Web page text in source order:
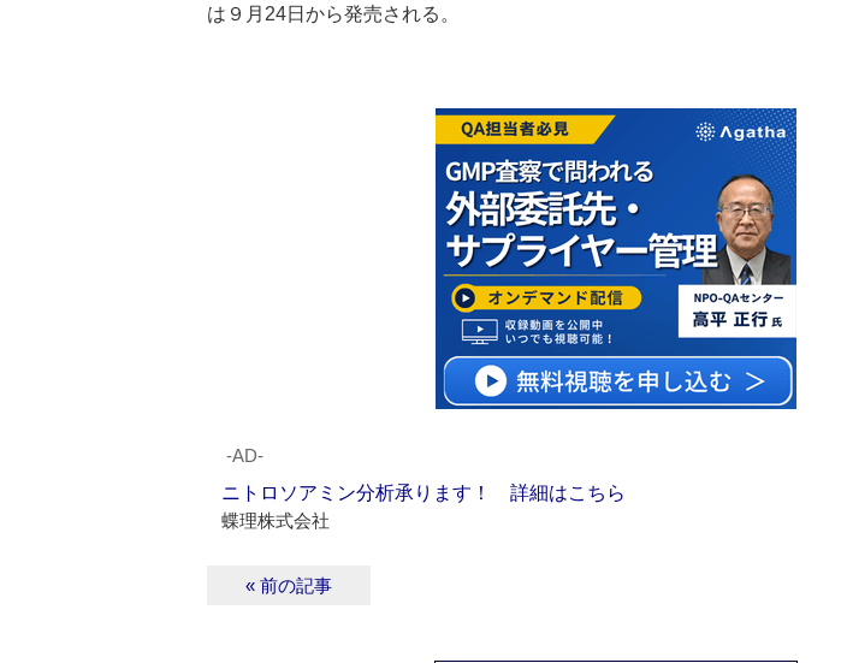
は９月24日から発売される。
‐AD‐
ニトロソアミン分析承ります！ 詳細はこちら
蝶理株式会社
« 前の記事